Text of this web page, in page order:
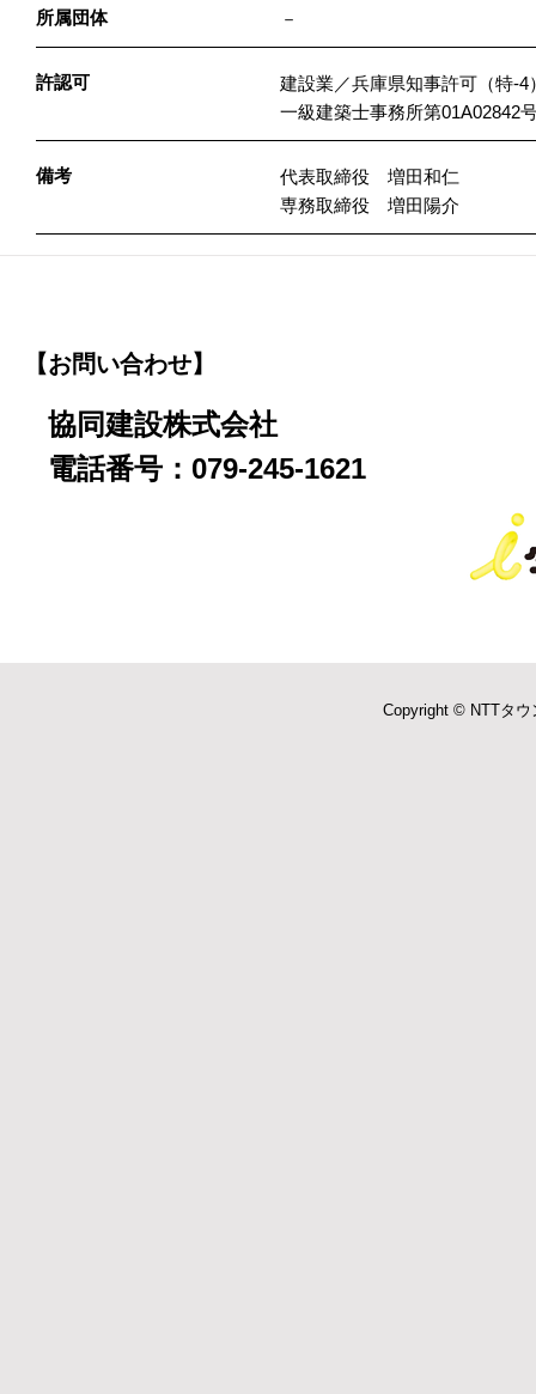
所属団体 －
許認可
建設業／兵庫県知事許可（特-4
一級建築士事務所第01A02842
備考
代表取締役 増田和仁
専務取締役 増田陽介
【お問い合わせ】
協同建設株式会社
電話番号：079-245-1621
Copyright © NTTタウ